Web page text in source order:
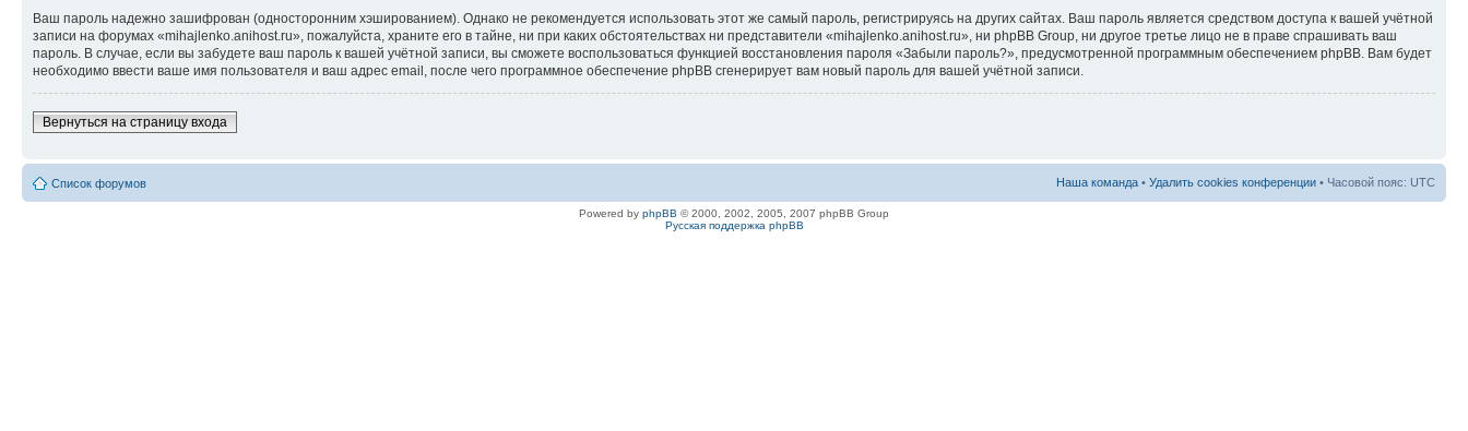
Ваш пароль надежно зашифрован (односторонним хэшированием). Однако не рекомендуется использовать этот же самый пароль, регистрируясь на других сайтах. Ваш пароль является средством доступа к вашей учётной
записи на форумах «mihajlenko.anihost.ru», пожалуйста, храните его в тайне, ни при каких обстоятельствах ни представители «mihajlenko.anihost.ru», ни phpBB Group, ни другое третье лицо не в праве спрашивать ваш
пароль. В случае, если вы забудете ваш пароль к вашей учётной записи, вы сможете воспользоваться функцией восстановления пароля «Забыли пароль?», предусмотренной программным обеспечением phpBB. Вам будет
необходимо ввести ваше имя пользователя и ваш адрес email, после чего программное обеспечение phpBB сгенерирует вам новый пароль для вашей учётной записи.
Вернуться на страницу входа
Список форумов Наша команда • Удалить cookies конференции • Часовой пояс: UTC
Powered by phpBB © 2000, 2002, 2005, 2007 phpBB Group
Русская поддержка phpBB